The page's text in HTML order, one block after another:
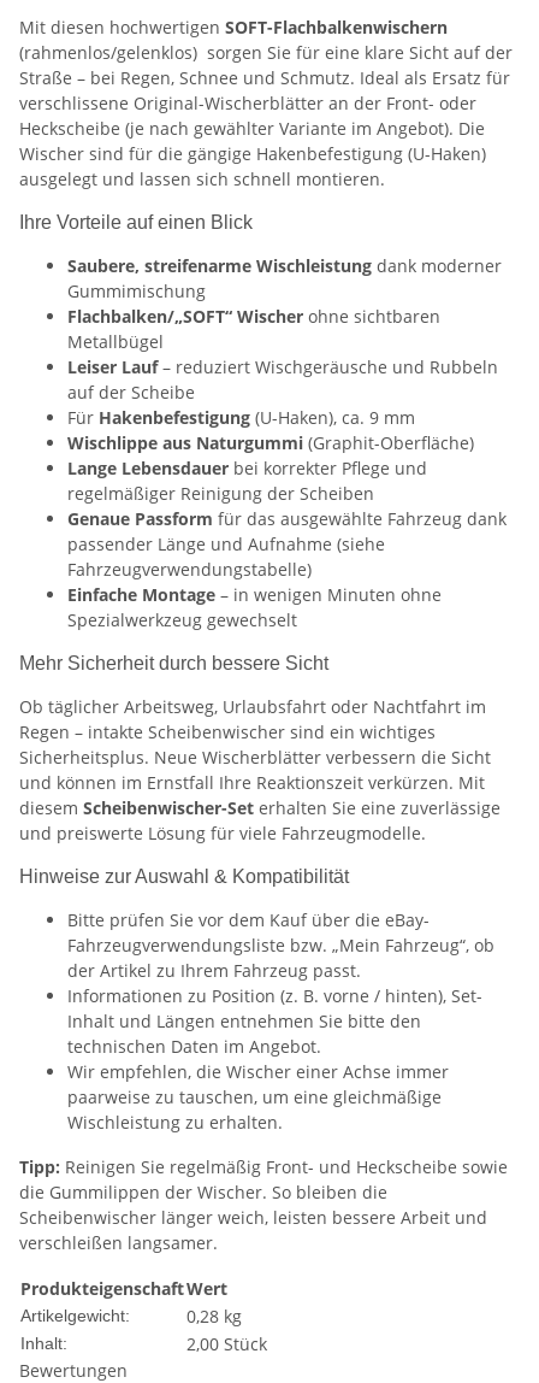
Mit diesen hochwertigen SOFT-Flachbalkenwischern
(rahmenlos/gelenklos) sorgen Sie für eine klare Sicht auf der
Straße – bei Regen, Schnee und Schmutz. Ideal als Ersatz für
verschlissene Original-Wischerblätter an der Front- oder
Heckscheibe (je nach gewählter Variante im Angebot). Die
Wischer sind für die gängige Hakenbefestigung (U-Haken)
ausgelegt und lassen sich schnell montieren.
Ihre Vorteile auf einen Blick
Saubere, streifenarme Wischleistung dank moderner
Gummimischung
Flachbalken/„SOFT“ Wischer ohne sichtbaren
Metallbügel
Leiser Lauf– reduziert Wischgeräusche und Rubbeln
auf der Scheibe
Für Hakenbefestigung (U-Haken), ca. 9 mm
Wischlippe aus Naturgummi (Graphit-Oberfläche)
Lange Lebensdauer bei korrekter Pflege und
regelmäßiger Reinigung der Scheiben
Genaue Passform für das ausgewählte Fahrzeug dank
passender Länge und Aufnahme (siehe
Fahrzeugverwendungstabelle)
Einfache Montage – in wenigen Minuten ohne
Spezialwerkzeug gewechselt
Mehr Sicherheit durch bessere Sicht
Ob täglicher Arbeitsweg, Urlaubsfahrt oder Nachtfahrt im
Regen – intakte Scheibenwischer sind ein wichtiges
Sicherheitsplus. Neue Wischerblätter verbessern die Sicht
und können im Ernstfall Ihre Reaktionszeit verkürzen. Mit
diesem Scheibenwischer-Set erhalten Sie eine zuverlässige
und preiswerte Lösung für viele Fahrzeugmodelle.
Hinweise zur Auswahl & Kompatibilität
Bitte prüfen Sie vor dem Kauf über die eBay-
Fahrzeugverwendungsliste bzw. „Mein Fahrzeug“, ob
der Artikel zu Ihrem Fahrzeug passt.
Informationen zu Position (z. B. vorne / hinten), Set-
Inhalt und Längen entnehmen Sie bitte den
technischen Daten im Angebot.
Wir empfehlen, die Wischer einer Achse immer
paarweise zu tauschen, um eine gleichmäßige
Wischleistung zu erhalten.
Tipp: Reinigen Sie regelmäßig Front- und Heckscheibe sowie
die Gummilippen der Wischer. So bleiben die
Scheibenwischer länger weich, leisten bessere Arbeit und
verschleißen langsamer.
ProdukteigenschaftWert
Artikelgewicht: 0,28 kg
Inhalt:
2,00 Stück
Bewertungen